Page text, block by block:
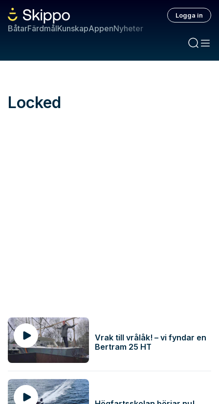
BåtarFärdmålKunskapAppenNyheter
Logga in
Locked
Vrak till vrålåk! – vi fyndar en
Bertram 25 HT